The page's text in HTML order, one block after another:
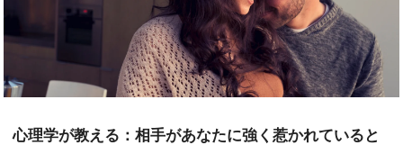
心理学が教える：相手があなたに強く惹かれていると